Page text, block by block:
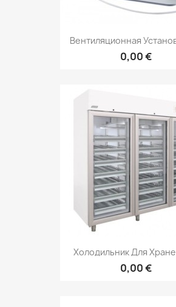
Вентиляционная
0,00 €
Холодильник Для
0,00 €